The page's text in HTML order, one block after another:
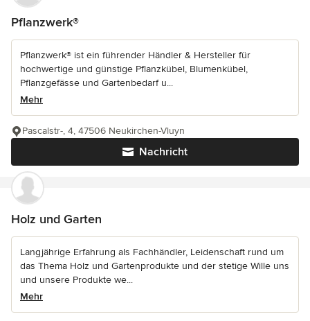
Pflanzwerk®
Pflanzwerk® ist ein führender Händler & Hersteller für
hochwertige und günstige Pflanzkübel, Blumenkübel,
Pflanzgefässe und Gartenbedarf u...
Mehr
Nachricht
Pascalstr-, 4, 47506 Neukirchen-Vluyn
Holz und Garten
Langjährige Erfahrung als Fachhändler, Leidenschaft rund um
das Thema Holz und Gartenprodukte und der stetige Wille uns
und unsere Produkte we...
Mehr